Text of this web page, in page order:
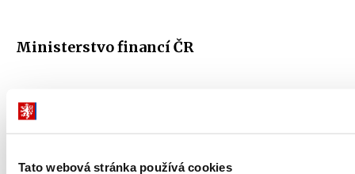
Tato webová stránka používá cookies
Ministerstvo financí ČR